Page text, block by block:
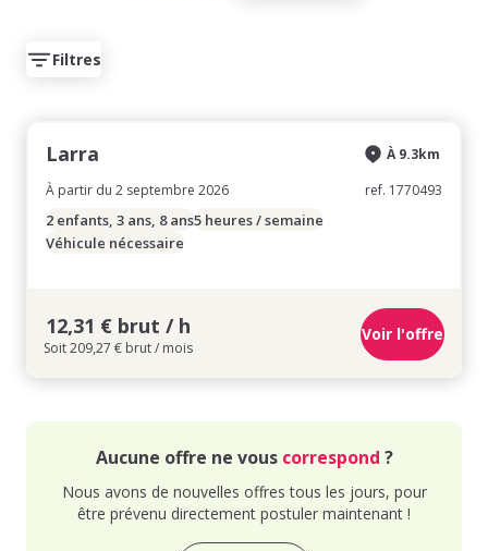
Filtres
Larra
À partir du 2 septembre 2026
À 9.3km
ref. 1770493
2 enfants, 3 ans, 8 ans5 heures / semaine
Véhicule nécessaire
12,31 € brut / h
Soit 209,27 € brut / mois
Voir l'offre
Aucune offre ne vous correspond ?
Nous avons de nouvelles offres tous les jours, pour
être prévenu directement postuler maintenant !